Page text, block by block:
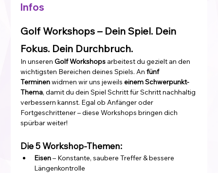
Infos
Golf Workshops – Dein Spiel. Dein
Fokus. Dein Durchbruch.
In unseren Golf Workshops arbeitest du gezielt an den
wichtigsten Bereichen deines Spiels. An fünf
Terminen widmen wir uns jeweils einem Schwerpunkt-
Thema, damit du dein Spiel Schritt für Schritt nachhaltig
verbessern kannst. Egal ob Anfänger oder
Fortgeschrittener – diese Workshops bringen dich
spürbar weiter!
Die 5 Workshop-Themen:
Eisen – Konstante, saubere Treffer & bessere
Längenkontrolle